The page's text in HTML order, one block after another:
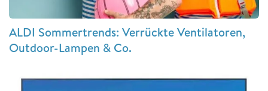
ALDI Sommertrends: Verrückte Ventilatoren,
Outdoor-Lampen & Co.